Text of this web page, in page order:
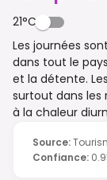
21°C
Les journées
dans tout le
et la détente.
surtout dans les
à la chaleur
Source:
Confiance: